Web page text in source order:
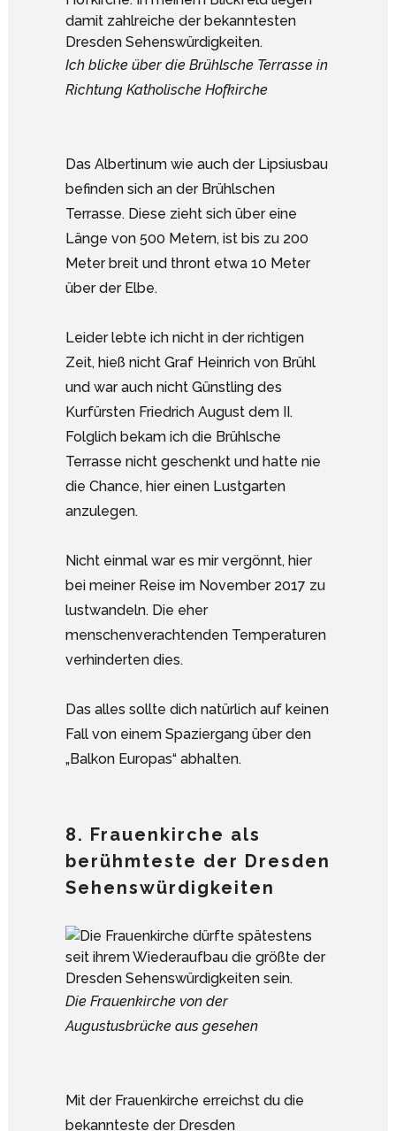
Ich blicke über die Brühlsche Terrasse in
Richtung Katholische Hofkirche
Das Albertinum wie auch der Lipsiusbau
befinden sich an der Brühlschen
Terrasse. Diese zieht sich über eine
Länge von 500 Metern, ist bis zu 200
Meter breit und thront etwa 10 Meter
über der Elbe.
Leider lebte ich nicht in der richtigen
Zeit, hieß nicht Graf Heinrich von Brühl
und war auch nicht Günstling des
Kurfürsten Friedrich August dem II.
Folglich bekam ich die Brühlsche
Terrasse nicht geschenkt und hatte nie
die Chance, hier einen Lustgarten
anzulegen.
Nicht einmal war es mir vergönnt, hier
bei meiner Reise im November 2017 zu
lustwandeln. Die eher
menschenverachtenden Temperaturen
verhinderten dies.
Das alles sollte dich natürlich auf keinen
Fall von einem Spaziergang über den
„Balkon Europas“ abhalten.
8. Frauenkirche als
berühmteste der Dresden
Sehenswürdigkeiten
Die Frauenkirche von der
Augustusbrücke aus gesehen
Mit der Frauenkirche erreichst du die
bekannteste der Dresden